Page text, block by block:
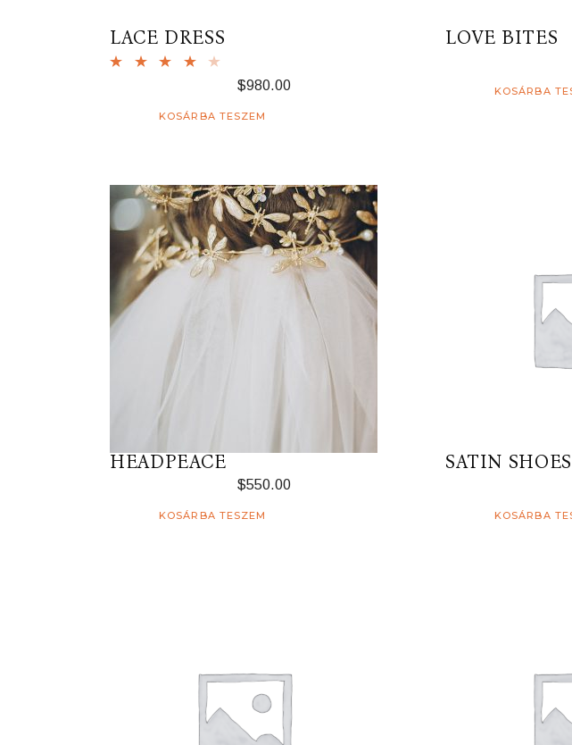
LACE DRESS
$980.00
KOSÁRBA TESZEM
LOVE BITES
KOSÁRBA
HEADPEACE
$550.00
KOSÁRBA TESZEM
SATIN SHOES
KOSÁRBA